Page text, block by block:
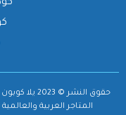
حقوق النشر
المتاجر العربية